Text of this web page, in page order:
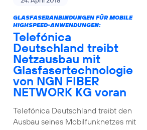
GLASFASERANBINDUNGEN FÜR MOBILE
HIGHSPEED-ANWENDUNGEN:
Telefónica
Deutschland treibt
Netzausbau mit
Glasfasertechnologie
von NGN FIBER
NETWORK KG voran
Telefónica Deutschland treibt den
Ausbau seines Mobilfunknetzes mit